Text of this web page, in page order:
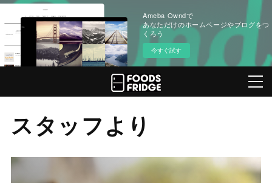
Ameba Owndで
あなただけのホームページやブログをつ
くろう
今すぐ試す
スタッフより